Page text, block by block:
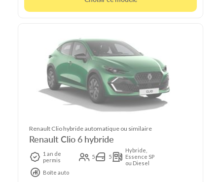
Renault Clio hybride automatique ou similaire
Renault Clio 6 hybride
1 an de
permis
5 5
Hybride,
Essence SP
ou Diesel
Boîte auto